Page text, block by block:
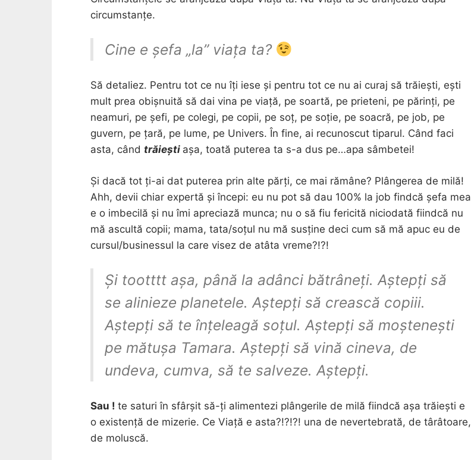
circumstanțe.
Cine e șefa „la” viața ta?
Să detaliez. Pentru tot ce nu îți iese și pentru tot ce nu ai curaj să trăiești, ești
mult prea obișnuită să dai vina pe viață, pe soartă, pe prieteni, pe părinți, pe
neamuri, pe șefi, pe colegi, pe copii, pe soț, pe soție, pe soacră, pe job, pe
guvern, pe țară, pe lume, pe Univers. În fine, ai recunoscut tiparul. Când faci
asta, când trăiești așa, toată puterea ta s-a dus pe…apa sâmbetei!
Și dacă tot ți-ai dat puterea prin alte părți, ce mai rămâne? Plângerea de milă!
Ahh, devii chiar expertă și începi: eu nu pot să dau 100% la job findcă șefa mea
e o imbecilă și nu îmi apreciază munca; nu o să fiu fericită niciodată fiindcă nu
mă ascultă copii; mama, tata/soțul nu mă susține deci cum să mă apuc eu de
cursul/businessul la care visez de atâta vreme?!?!
Și tootttt așa, până la adânci bătrâneți. Aștepți să
se alinieze planetele. Aștepți să crească copiii.
Aștepți să te înțeleagă soțul. Aștepți să moștenești
pe mătușa Tamara. Aștepți să vină cineva, de
undeva, cumva, să te salveze. Aștepți.
Sau ! te saturi în sfârșit să-ți alimentezi plângerile de milă fiindcă așa trăiești e
o existență de mizerie. Ce Viață e asta?!?!?! una de nevertebrată, de târâtoare,
de moluscă.